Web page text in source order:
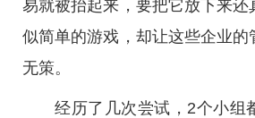
易就被抬起来，要把它放下来还
似简单的游戏，却让这些企业的
无策。
经历了几次尝试，2个小组